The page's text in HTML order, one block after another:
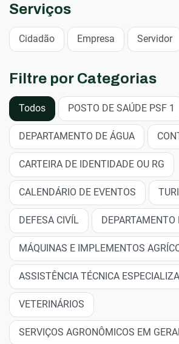
Serviços
Cidadão Empresa Servidor
Filtre por Categorias
Todos POSTO DE SAÚDE PSF 1
DEPARTAMENTO DE ÁGUA
CARTEIRA DE IDENTIDADE OU RG
CALENDÁRIO DE EVENTOS
DEFESA CIVÍL
MÁQUINAS E IMPLEMENTOS
ASSISTÊNCIA TÉCNICA
VETERINÁRIOS
SERVIÇOS AGRONÔMICOS EM